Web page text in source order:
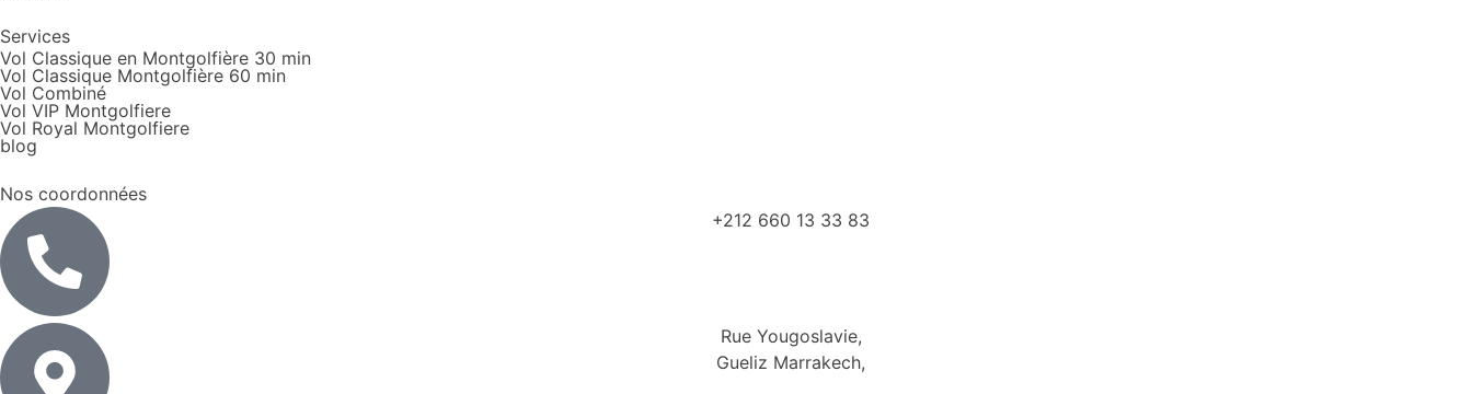
Services
Vol Classique en Montgolfière 30 min
Vol Classique Montgolfière 60 min
Vol Combiné
Vol VIP Montgolfiere
Vol Royal Montgolfiere
blog
Nos coordonnées
+212 660 13 33 83
Rue Yougoslavie,
Gueliz Marrakech,